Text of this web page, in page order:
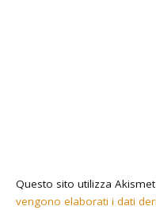
Questo sito utilizza
vengono elaborati i dati